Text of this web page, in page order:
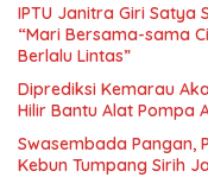
IPTU Janitra Giri Satya
“Mari Bersama-sama
Berlalu Lintas”
Diprediksi Kemarau
Hilir Bantu Alat Pompa
Swasembada Pangan,
Kebun Tumpang Sirih